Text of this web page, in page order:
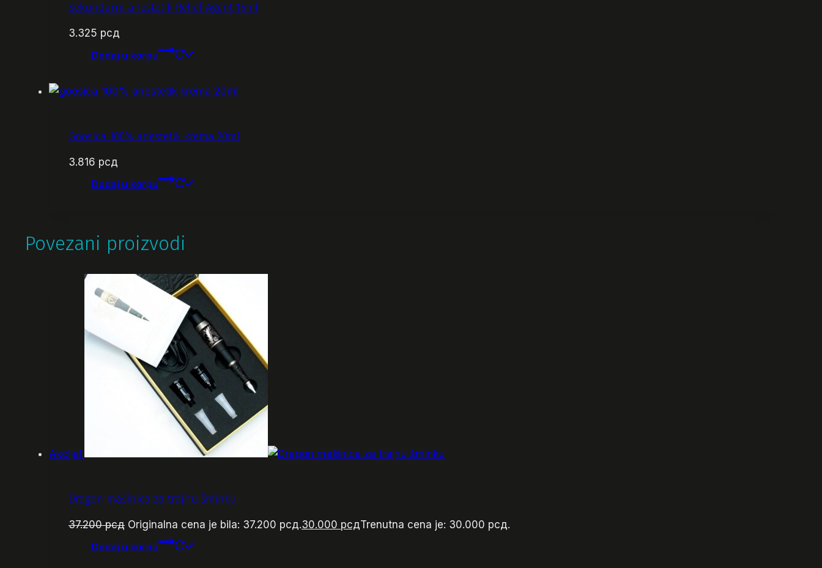
Sekundarni anestetik Relief Agent 15ml
3.325 рсд
Dodaj u korpu
Goosica 100% anestetik krema 20ml
3.816 рсд
Dodaj u korpu
Povezani proizvodi
Akcija!
Dragon mašinica za trajnu šminku
37.200рсд Originalna cena je bila: 37.200 рсд.30.000 рсдTrenutna cena je: 30.000 рсд.
Dodaj u korpu